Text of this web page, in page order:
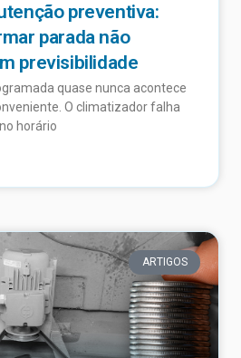
preventiva:
parada não
previsibilidade
quase nunca acontece
O climatizador falha
horário
ARTIGOS